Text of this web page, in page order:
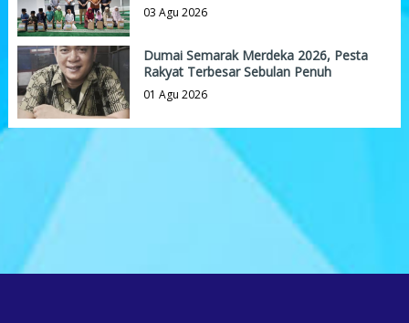
03 Agu 2026
Dumai Semarak Merdeka 2026, Pesta
Rakyat Terbesar Sebulan Penuh
01 Agu 2026